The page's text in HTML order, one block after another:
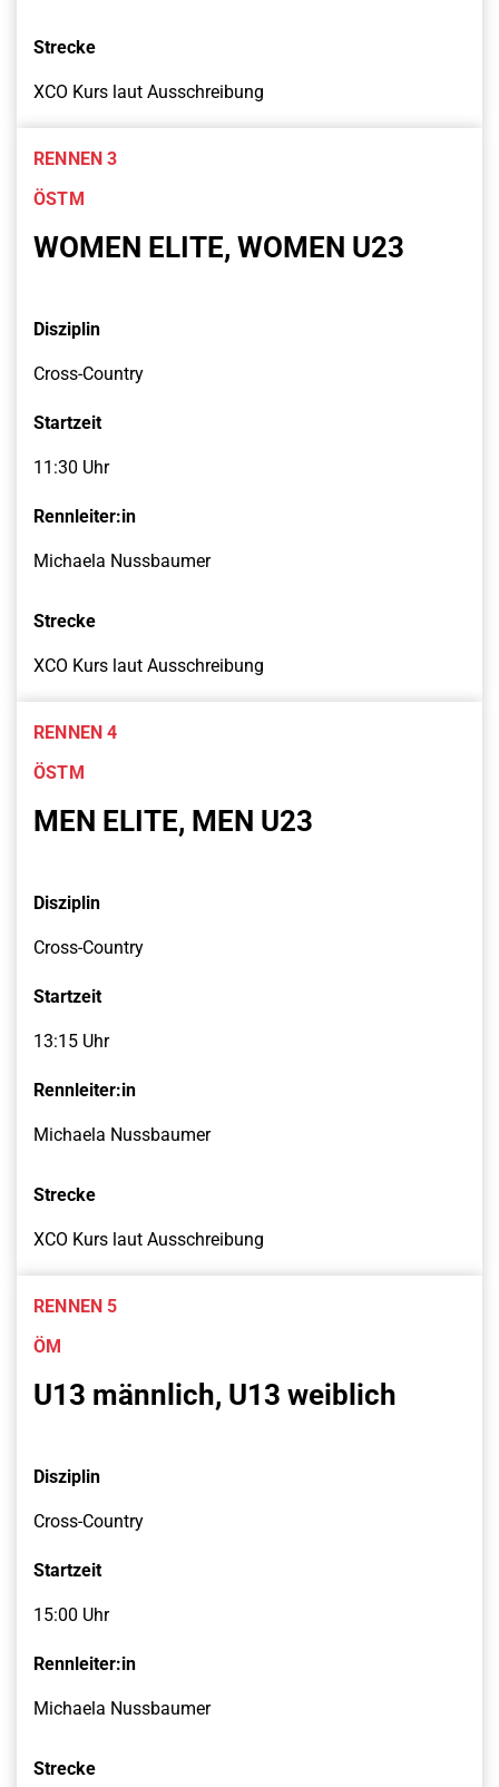
Strecke
XCO Kurs laut Ausschreibung
RENNEN 3
ÖSTM
WOMEN ELITE, WOMEN U23
Disziplin
Cross-Country
Startzeit
11:30 Uhr
Rennleiter:in
Michaela Nussbaumer
Strecke
XCO Kurs laut Ausschreibung
RENNEN 4
ÖSTM
MEN ELITE, MEN U23
Disziplin
Cross-Country
Startzeit
13:15 Uhr
Rennleiter:in
Michaela Nussbaumer
Strecke
XCO Kurs laut Ausschreibung
RENNEN 5
ÖM
U13 männlich, U13 weiblich
Disziplin
Cross-Country
Startzeit
15:00 Uhr
Rennleiter:in
Michaela Nussbaumer
Strecke